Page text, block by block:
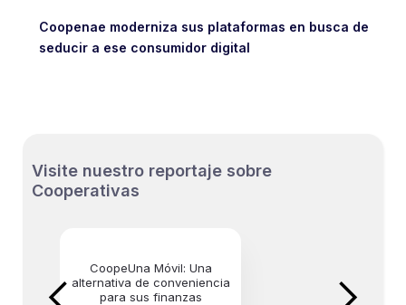
Coopenae moderniza sus plataformas en busca de
seducir a ese consumidor digital
Visite nuestro reportaje sobre
Cooperativas
CoopeUna Móvil: Una
alternativa de conveniencia
para sus finanzas